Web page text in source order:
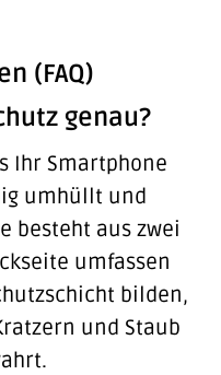
(FAQ)
genau?
Ihr Smartphone
umhüllt und
besteht aus zwei
umfassen
bilden,
und Staub